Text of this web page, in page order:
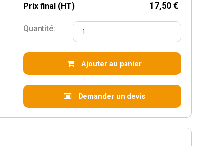
Prix final (HT) 17,50 €
Quantité:
Ajouter au panier
Demander un devis